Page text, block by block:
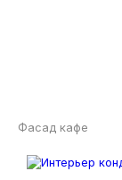
Фасад кафе